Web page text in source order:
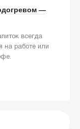
—
всегда
на работе или